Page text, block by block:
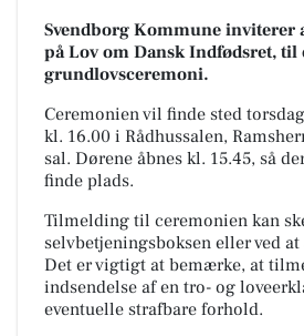
Svendborg Kommune inviterer
på Lov om Dansk Indfødsret,
grundlovsceremoni.
Ceremonien vil finde sted
kl. 16.00 i Rådhussalen,
sal. Dørene åbnes kl. 15.45, så
finde plads.
Tilmelding til ceremonien kan
selvbetjeningsboksen eller ved
Det er vigtigt at bemærke, at
indsendelse af en tro- og
eventuelle strafbare forhold.